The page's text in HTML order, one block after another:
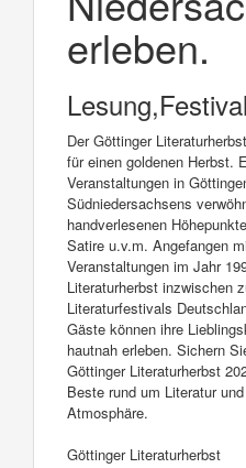
erleben.
Der Göttinger
für einen goldenen Herbst.
Veranstaltungen in
Südniedersachsens
handverlesenen
Satire u.v.m. Angefangen
Veranstaltungen im Jahr
Literaturherbst inzwischen
Literaturfestivals
Gäste können ihre
hautnah erleben. Sichern
Göttinger Literaturherbst
Beste rund um Literatur
Atmosphäre.
Göttinger Literaturherbst